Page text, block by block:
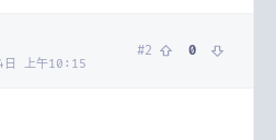
日 上午10:15
#2 0